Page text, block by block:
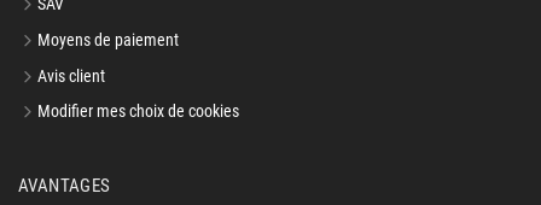
SAV
Moyens de paiement
Avis client
Modifier mes choix de cookies
AVANTAGES